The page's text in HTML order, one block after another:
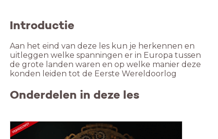
Introductie
Aan het eind van deze les kun je herkennen en
uitleggen welke spanningen er in Europa tussen
de grote landen waren en op welke manier deze
konden leiden tot de Eerste Wereldoorlog
Onderdelen in deze les